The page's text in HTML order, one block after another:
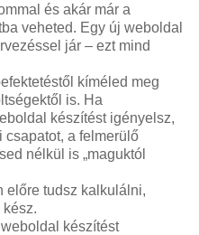
és akár már a
veheted. Egy új weboldal
jár – ezt mind
kíméled meg
is. Ha
készítést igényelsz,
csapatot, a felmerülő
nélkül is „maguktól
előre tudsz kalkulálni,
készítést